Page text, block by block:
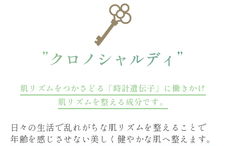
”クロノシャルディ”
肌リズムをつかさどる「時計遺伝子」に働きかけ
肌リズムを整える成分です。
日々の生活で乱れがちな肌リズムを整えることで
年齢を感じさせない美しく健やかな肌へ整えます。